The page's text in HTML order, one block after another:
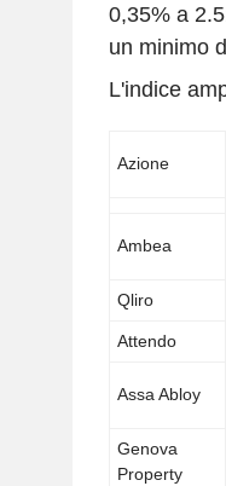
0,35% a
un minimo
L'indice
Azione
Ambea
Qliro
Attendo
Assa Abloy
Genova
Property